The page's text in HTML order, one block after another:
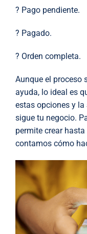
? Pago pendiente.
? Pagado.
? Orden completa.
Aunque el proceso
ayuda, lo ideal es
estas opciones y
sigue tu negocio.
permite crear
contamos cómo